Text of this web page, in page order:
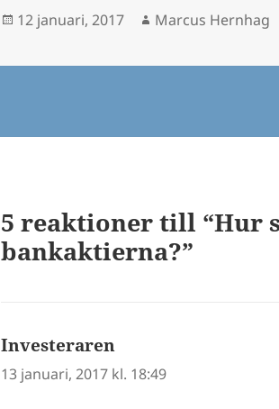
Postat
12 januari, 2017 Författare
Marcus Hernhag
5 reaktioner till “Hur
bankaktierna?”
Investeraren
13 januari, 2017 kl. 18:49